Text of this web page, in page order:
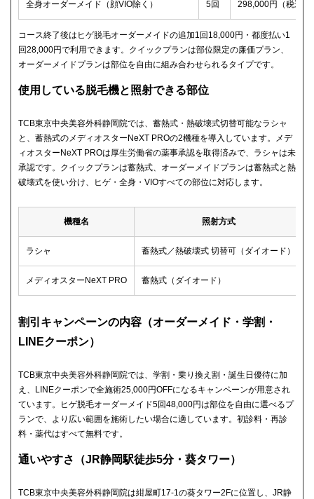
全身オーダーメイド（顔VIO除く） 5回 298,000円（税込）
コース終了後はヒゲ脱毛オーダーメイドの追加1回18,000円・都度払い1
回28,000円で利用できます。クイックプランは部位限定の廉価プラン、
オーダーメイドプランは部位を自由に組み合わせられるタイプです。
使用している脱毛機と照射できる部位
TCB東京中央美容外科静岡院では、蓄熱式・熱破壊式切替可能なラシャ
と、蓄熱式のメディオスターNeXT PROの2機種を導入しています。メデ
ィオスターNeXT PROは厚生労働省の薬事承認を取得済みで、ラシャは未
承認です。クイックプランは蓄熱式、オーダーメイドプランは蓄熱式と熱
破壊式を使い分け、ヒゲ・全身・VIOすべての部位に対応します。
機種名 照射方式
ラシャ 蓄熱式／熱破壊式 切替可（ダイオード）
メディオスターNeXT PRO 蓄熱式（ダイオード）
割引キャンペーンの内容（オーダーメイド・学割・
LINEクーポン）
TCB東京中央美容外科静岡院では、学割・乗り換え割・誕生日優待に加
え、LINEクーポンで全施術25,000円OFFになるキャンペーンが用意され
ています。ヒゲ脱毛オーダーメイド5回48,000円は部位を自由に選べるプ
ランで、より広い範囲を施術したい場合に適しています。初診料・再診
料・薬代はすべて無料です。
通いやすさ（JR静岡駅徒歩5分・葵タワー）
TCB東京中央美容外科静岡院は紺屋町17-1の葵タワー2Fに位置し、JR静